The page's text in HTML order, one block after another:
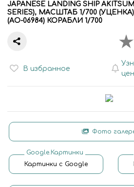
JAPANESE LANDING SHIP
SERIES), МАСШТАБ 1/700
(AO-06984) КОРАБЛИ 1/700
В избранное
Фото
Google.Картинки
Картинки с Google